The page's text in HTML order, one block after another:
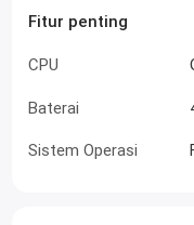
Fitur penting
CPU
Baterai
Sistem Operasi